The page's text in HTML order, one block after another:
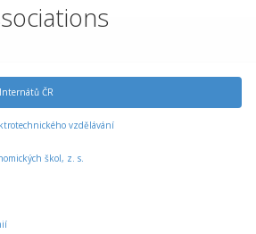
ČR
vzdělávání
škol, z. s.